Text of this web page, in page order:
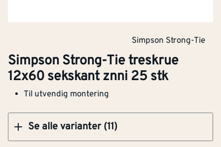
Simpson Strong-Tie
Simpson Strong-Tie treskrue
12x60 sekskant znni 25 stk
Til utvendig montering
Se alle varianter (11)
Klikk og hent